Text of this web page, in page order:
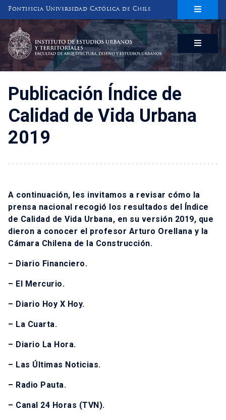
Pontificia Universidad Católica de Chile
INSTITUTO DE ESTUDIOS URBANOS
Y TERRITORIALES
FACULTAD DE ARQUITECTURA, DISEÑO Y ESTUDIOS URBANOS
Publicación Índice de
Calidad de Vida Urbana
2019
A continuación, les invitamos a revisar cómo la
prensa nacional recogió los resultados del Índice
de Calidad de Vida Urbana, en su versión 2019, que
dieron a conocer el profesor Arturo Orellana y la
Cámara Chilena de la Construcción.
– Diario Financiero.
– El Mercurio.
– Diario Hoy X Hoy.
– La Cuarta.
– Diario La Hora.
– Las Últimas Noticias.
– Radio Pauta.
– Canal 24 Horas (TVN).